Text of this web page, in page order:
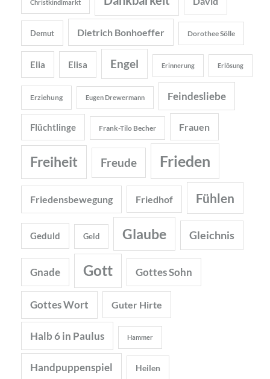
Christkindlmarkt
Demut Dietrich Bonhoeffer Dorothee Sölle
Elia Elisa Engel Erinnerung Erlösung
Erziehung Eugen Drewermann Feindesliebe
Flüchtlinge Frank-Tilo Becher Frauen
Freiheit Freude Frieden
Friedensbewegung Friedhof Fühlen
Geduld Geld Glaube Gleichnis
Gnade Gott Gottes Sohn
Gottes Wort Guter Hirte
Halb 6 in Paulus Hammer
Handpuppenspiel Heilen